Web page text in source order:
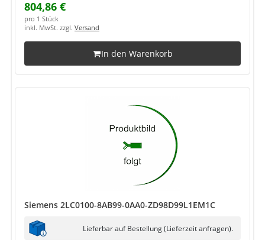
804,86 €
pro 1 Stück
inkl. MwSt. zzgl. Versand
In den Warenkorb
Siemens 2LC0100-8AB99-0AA0-ZD98D99L1EM1C
Lieferbar auf Bestellung (Lieferzeit anfragen).